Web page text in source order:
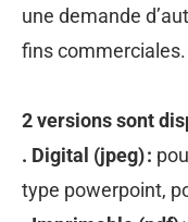
une demande
fins commerciales.
2 versions sont
. Digital (jpeg) :
type powerpoint,